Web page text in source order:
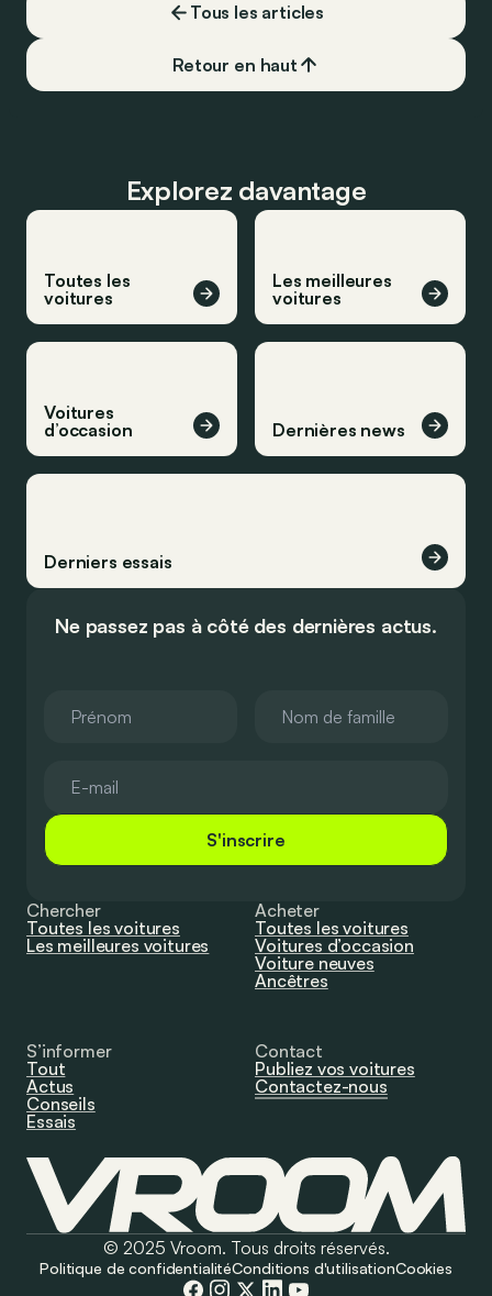
Tous les articles
Retour en haut
Explorez davantage
Toutes les
voitures
Les meilleures
voitures
Voitures
d’occasion
Dernières news
Derniers essais
Ne passez pas à côté des dernières actus.
S'inscrire
Chercher
Toutes les voitures
Les meilleures voitures
Acheter
Toutes les voitures
Voitures d’occasion
Voiture neuves
Ancêtres
S’informer
Tout
Actus
Conseils
Essais
Contact
Publiez vos voitures
Contactez-nous
© 2025 Vroom. Tous droits réservés.
Politique de confidentialitéConditions d'utilisationCookies